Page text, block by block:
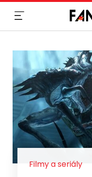
Filmy a seriály